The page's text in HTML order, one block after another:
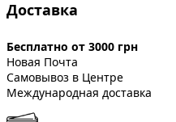
Доставка
Бесплатно от 3000 грн
Новая Почта
Самовывоз в Центре
Международная доставка